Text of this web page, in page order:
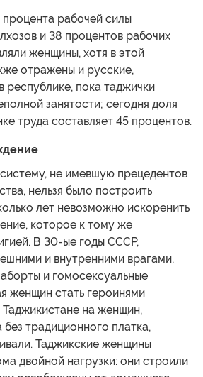
процента рабочей силы
и 38 процентов рабочих
женщины, хотя в этой
отражены и русские,
республике, пока таджички
занятости; сегодня доля
труда составляет 45 процентов.
не имевшую прецедентов
нельзя было построить
лет невозможно искоренить
которое к тому же
В 30-ые годы СССР,
и внутренними врагами,
и гомосексуальные
женщин стать героинями
на женщин,
традиционного платка,
Таджикские женщины
двойной нагрузки: они строили